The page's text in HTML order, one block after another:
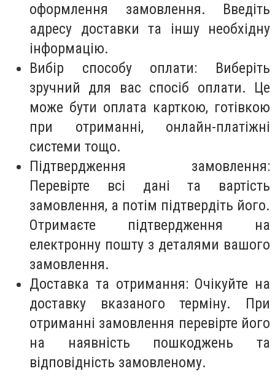
оформлення замовлення. Введіть
адресу доставки та іншу необхідну
інформацію.
Вибір способу оплати: Виберіть
зручний для вас спосіб оплати. Це
може бути оплата карткою, готівкою
при отриманні, онлайн-платіжні
системи тощо.
Підтвердження замовлення:
Перевірте всі дані та вартість
замовлення, а потім підтвердіть його.
Отримаєте підтвердження на
електронну пошту з деталями вашого
замовлення.
Доставка та отримання: Очікуйте на
доставку вказаного терміну. При
отриманні замовлення перевірте його
на наявність пошкоджень та
відповідність замовленому.